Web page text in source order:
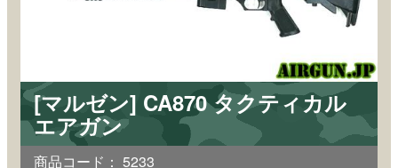
[マルゼン] CA870 タクティカル
エアガン
商品コード： 5233